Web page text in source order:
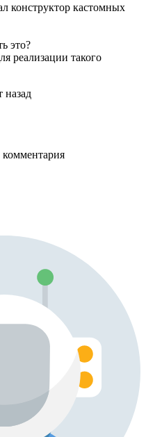
конструктор кастомных
это?
реализации такого
назад
комментария